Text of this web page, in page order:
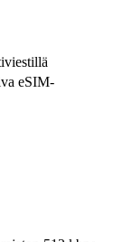
eSIM-